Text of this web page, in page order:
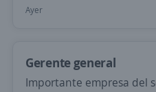
Ayer
Gerente general
Importante empresa del